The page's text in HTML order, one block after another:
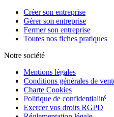
Créer son entreprise
Gérer son entreprise
Fermer son entreprise
Toutes nos fiches pratiques
Notre société
Mentions légales
Conditions générales de
Charte Cookies
Politique de confidentialité
Exercer vos droits RGPD